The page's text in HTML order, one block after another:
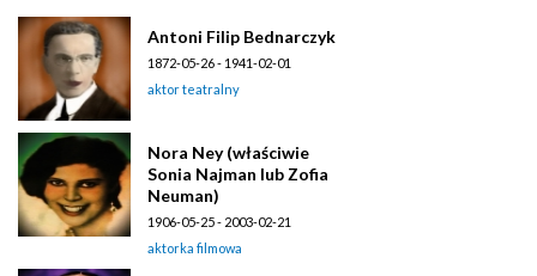
Antoni Filip Bednarczyk
1872-05-26 - 1941-02-01
aktor teatralny
Nora Ney (właściwie
Sonia Najman lub Zofia
Neuman)
1906-05-25 - 2003-02-21
aktorka filmowa